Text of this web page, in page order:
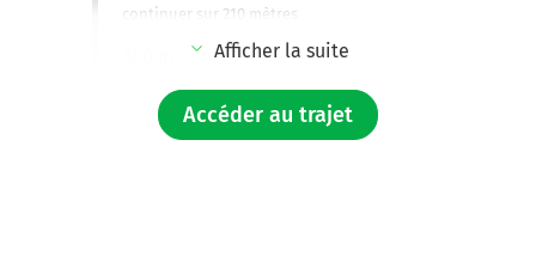
continuer sur 210 mètres
Tourner à droite sur D62 (Place Jules Ferry) et continuer
sur 800 mètres
Afficher la suite
Accéder au trajet